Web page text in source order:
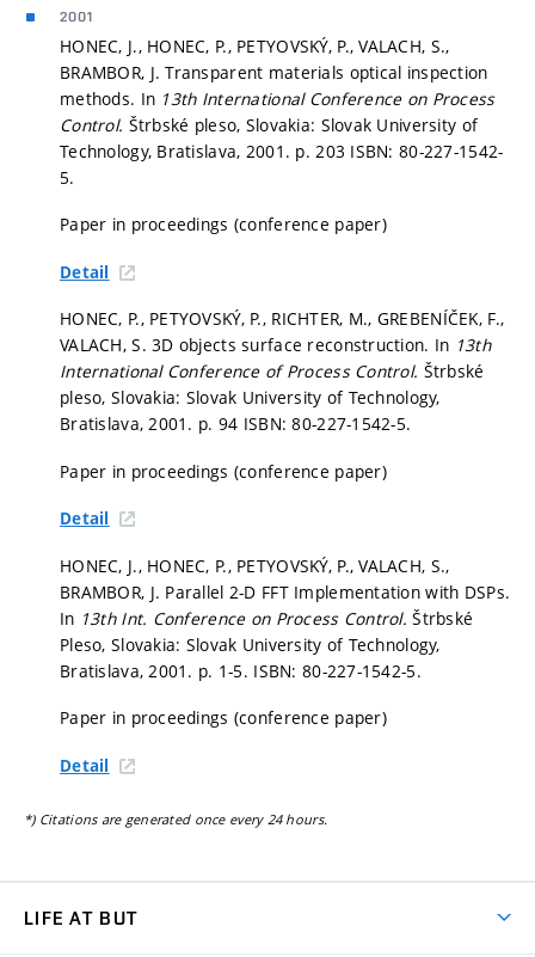
2001
HONEC, J., HONEC, P., PETYOVSKÝ, P., VALACH, S.,
BRAMBOR, J. Transparent materials optical inspection
methods. In 13th International Conference on Process
Control. Štrbské pleso, Slovakia: Slovak University of
Technology, Bratislava, 2001. p. 203 ISBN: 80-227-1542-
5.
Paper in proceedings (conference paper)
Detail
HONEC, P., PETYOVSKÝ, P., RICHTER, M., GREBENÍČEK, F.,
VALACH, S. 3D objects surface reconstruction. In 13th
International Conference of Process Control. Štrbské
pleso, Slovakia: Slovak University of Technology,
Bratislava, 2001. p. 94 ISBN: 80-227-1542-5.
Paper in proceedings (conference paper)
Detail
HONEC, J., HONEC, P., PETYOVSKÝ, P., VALACH, S.,
BRAMBOR, J. Parallel 2-D FFT Implementation with DSPs.
In 13th Int. Conference on Process Control.Štrbské
Pleso, Slovakia: Slovak University of Technology,
Bratislava, 2001. p. 1-5. ISBN: 80-227-1542-5.
Paper in proceedings (conference paper)
Detail
*) Citations are generated once every 24 hours.
LIFE AT BUT